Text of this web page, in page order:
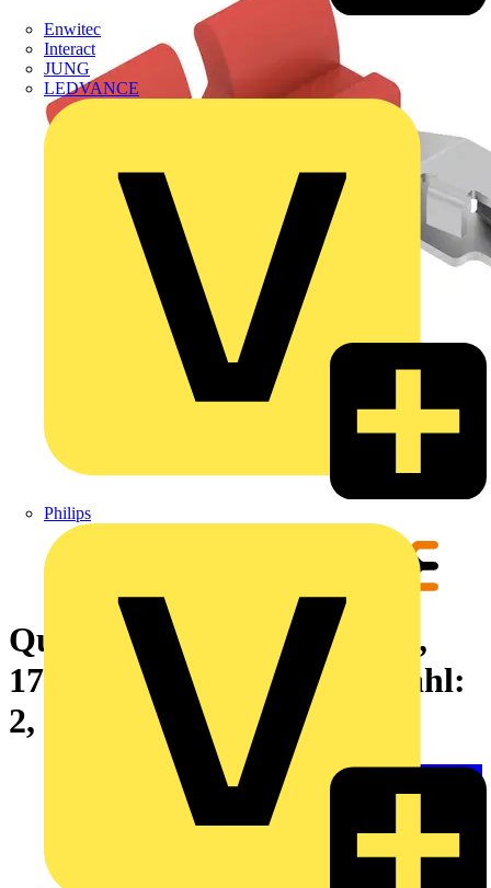
Enwitec
Interact
JUNG
LEDVANCE
Philips
Querverbinder (Relais), rot,
17.5 A, nicht kürzbar, Polzahl:
2, Raster in mm: 6.40